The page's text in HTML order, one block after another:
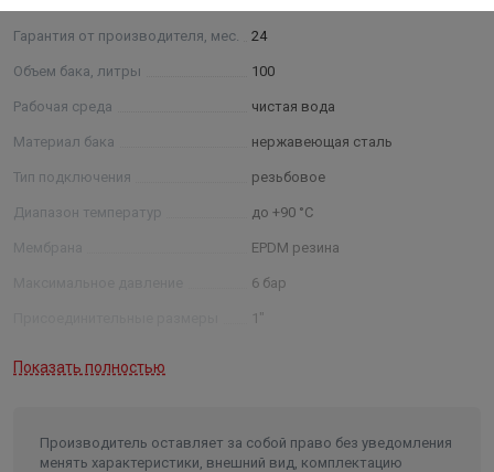
Гарантия от производителя, мес. 24
Объем бака, литры 100
Рабочая среда чистая вода
Материал бака нержавеющая сталь
Тип подключения резьбовое
Диапазон температур до +90 °С
EPDM резина
6 бар
1"
Вес в упаковке, кг 17.000
Показать полностью
Производитель оставляет за собой право без уведомления
менять характеристики, внешний вид, комплектацию